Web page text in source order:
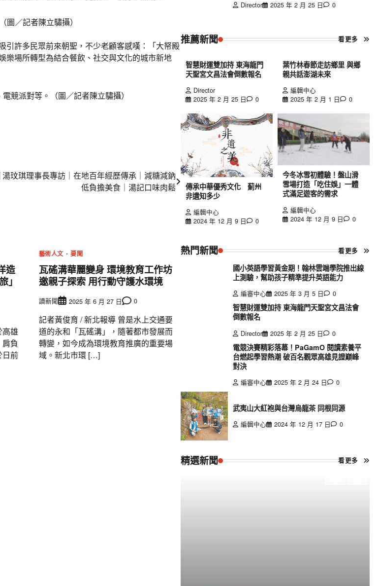
／記者陳立驌攝）
引許多民眾前來朝聖，不少老顧客感嘆：「大帑殿
樂場所轉型為結合餐飲、社交與文化的城市新地
競派對等。（圖／記者陳立驌攝）
湯玟琪理事長專訪｜在地百年經歷傳承｜減糖減鈉
低負擔美食｜湯記口味肉鬆
造
」
雄
負
日前
藝術人文 要聞
瓦磘溝華麗變身 環境教育工作坊
邀親子探索 用行動守護水環境
讀新聞 2025 年 6 月 27 日 0
記者黃俊育 / 新北報導 曾是水上交通要
道的永和「瓦磘溝」，隨著都市發展而
轉變，如今成為環境教育推廣的重要場
域。新北市環 […]
Director 2025 年 2 月 25 日 0
推薦新聞 看更多
智慧財運雙加持 東海龍門
天聖宮文昌法會倒數報名
Director
2025 年 2 月 25 日
0
葉竹林春節走訪鄉里 與鄉
親共話澎湖未來
編輯中心
2025 年 2 月 1 日
0
傳承中華優秀文化 薊州
非遺知多少
編輯中心
2024 年 12 月 9 日
0
今冬冰雪初體驗！盤山滑
雪場打造「吃住娛」一體
式滿足遊客的需求
編輯中心
2024 年 12 月 9 日
0
熱門新聞 看更多
國小英語學習黃金期！翰林雲端學院推出線
上測驗，幫助孩子精準提升英語能力
編審中心 2025 年 3 月 5 日 0
智慧財運雙加持 東海龍門天聖宮文昌法會
倒數報名
Director 2025 年 2 月 25 日 0
電競決賽精彩落幕！PaGamO 閱讀素養平
台燃起學習熱潮 破百名觀眾高雄見證巔峰
對決
編審中心 2025 年 2 月 24 日 0
武夷山大紅袍與台灣烏龍茶 同根同源
編輯中心 2024 年 12 月 17 日 0
精選新聞 看更多